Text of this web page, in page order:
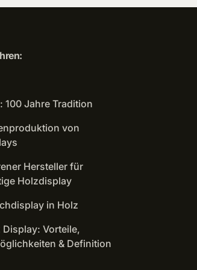
100 Jahre Tradition
von
Hersteller für
Holzdisplay
in Holz
Display: Vorteile,
& Definition